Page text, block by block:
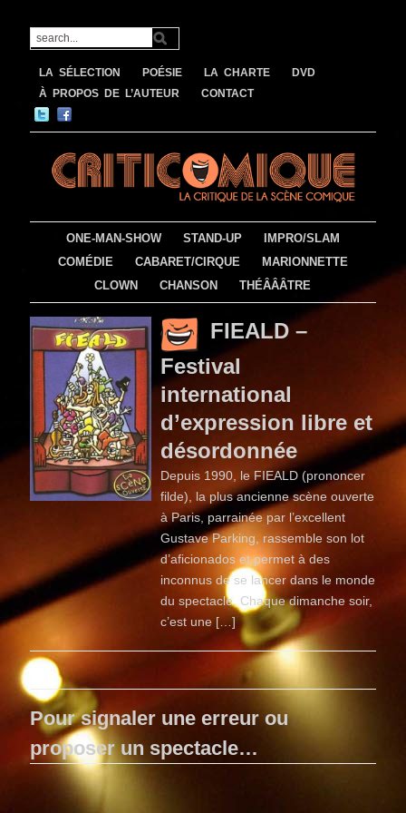
LA SÉLECTION POÉSIE LA CHARTE
DVD
À PROPOS DE L’AUTEUR
CONTACT
ONE-MAN-SHOW STAND-UP
IMPRO/SLAM
COMÉDIE
CABARET/CIRQUE
MARIONNETTE
CLOWN
CHANSON THÉÂÂÂTRE
FIEALD –
Festival
international
d’expression libre et
désordonnée
Depuis 1990, le FIEALD (prononcer
filde), la plus ancienne scène ouverte
à Paris, parrainée par l’excellent
Gustave Parking, rassemble son lot
d’aficionados et permet à des
inconnus de se lancer dans le monde
du spectacle. Chaque dimanche soir,
c’est une […]
Pour signaler une erreur ou
proposer un spectacle…